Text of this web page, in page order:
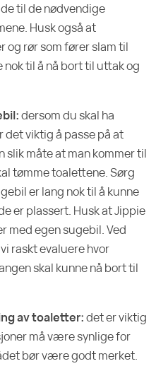
til de nødvendige
Husk også at
og rør som fører slam til
til å nå bort til uttak og
dersom du skal ha
det viktig å passe på at
slik måte at man kommer til
tømme toalettene. Sørg
er lang nok til å kunne
er plassert. Husk at Jippie
med egen sugebil. Ved
raskt evaluere hvor
skal kunne nå bort til
av toaletter:det er viktig
må være synlige for
bør være godt merket.